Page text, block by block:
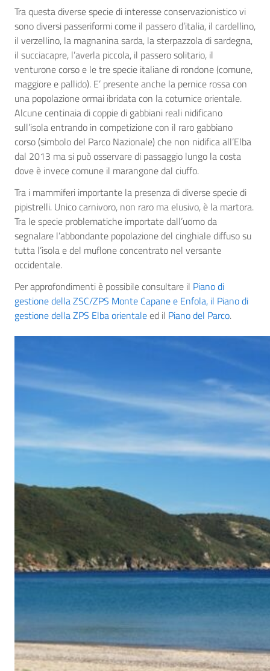
Tra questa diverse specie di interesse conservazionistico vi
sono diversi passeriformi come il passero d’italia, il cardellino,
il verzellino, la magnanina sarda, la sterpazzola di sardegna,
il succiacapre, l’averla piccola, il passero solitario, il
venturone corso e le tre specie italiane di rondone (comune,
maggiore e pallido). E’ presente anche la pernice rossa con
una popolazione ormai ibridata con la coturnice orientale.
Alcune centinaia di coppie di gabbiani reali nidificano
sull’isola entrando in competizione con il raro gabbiano
corso (simbolo del Parco Nazionale) che non nidifica all’Elba
dal 2013 ma si può osservare di passaggio lungo la costa
dove è invece comune il marangone dal ciuffo.
Tra i mammiferi importante la presenza di diverse specie di
pipistrelli. Unico carnivoro, non raro ma elusivo, è la martora.
Tra le specie problematiche importate dall’uomo da
segnalare l’abbondante popolazione del cinghiale diffuso su
tutta l’isola e del muflone concentrato nel versante
occidentale.
Per approfondimenti è possibile consultare il Piano di
gestione della ZSC/ZPS Monte Capane e Enfola, il Piano di
gestione della ZPS Elba orientaleed il Piano del Parco.